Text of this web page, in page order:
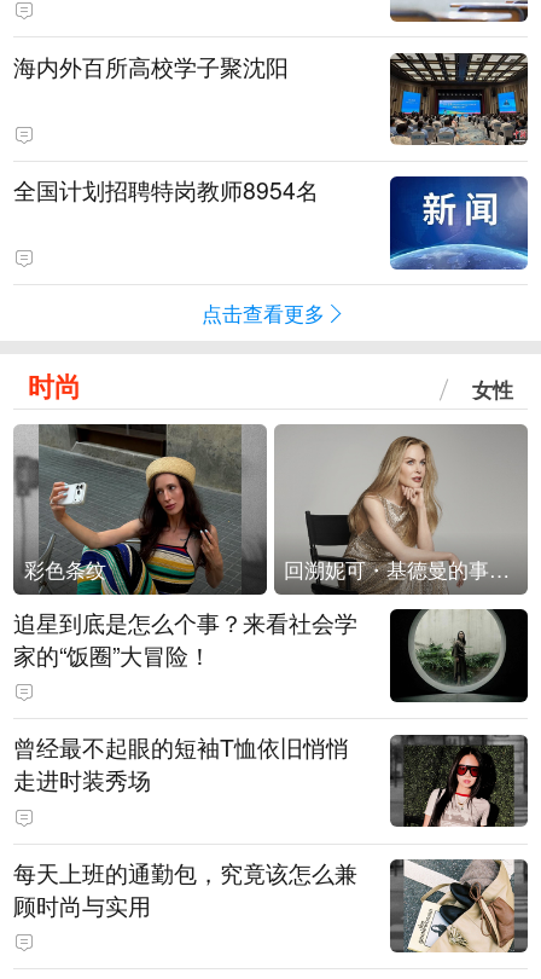
海内外百所高校学子聚沈阳
全国计划招聘特岗教师8954名
点击查看更多
时尚 女性
彩色条纹 回溯妮可・基德曼的事业轨迹
追星到底是怎么个事？来看社会学
家的“饭圈”大冒险！
曾经最不起眼的短袖T恤依旧悄悄
走进时装秀场
每天上班的通勤包，究竟该怎么兼
顾时尚与实用